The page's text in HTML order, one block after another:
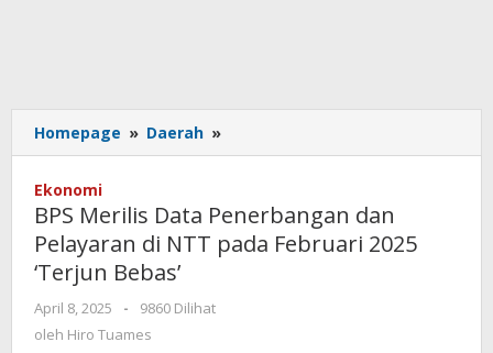
Homepage » Daerah »
Merilis
dan
Pelayaran
Ekonomi
BPS Merilis Data Penerbangan dan
Pelayaran di NTT pada Februari 2025
‘Terjun Bebas’
April 8, 2025
oleh
-
9860 Dilihat
oleh Hiro Tuames